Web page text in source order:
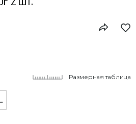
Размерная таблица